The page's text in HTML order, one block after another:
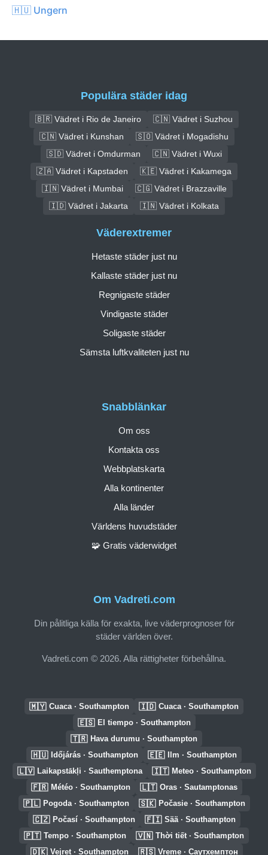
🇭🇺 Ungern
Populära städer idag
🇧🇷 Vädret i Rio de Janeiro
🇨🇳 Vädret i Suzhou
🇨🇳 Vädret i Kunshan
🇸🇴 Vädret i Mogadishu
🇸🇩 Vädret i Omdurman
🇨🇳 Vädret i Wuxi
🇿🇦 Vädret i Kapstaden
🇰🇪 Vädret i Kakamega
🇮🇳 Vädret i Mumbai
🇨🇬 Vädret i Brazzaville
🇮🇩 Vädret i Jakarta
🇮🇳 Vädret i Kolkata
Om Vadreti.com
Din pålitliga källa för exakta, live väderprognoser för
städer världen över.
Vadreti.com © 2026. Alla rättigheter förbehållna.
Snabblänkar
Om oss
Kontakta oss
Webbplatskarta
Alla kontinenter
Alla länder
Världens huvudstäder
🧩 Gratis väderwidget
Väderextremer
Hetaste städer just nu
Kallaste städer just nu
Regnigaste städer
Vindigaste städer
Soligaste städer
Sämsta luftkvaliteten just nu
🇲🇾 Cuaca · Southampton 🇮🇩 Cuaca · Southampton
🇪🇸 El tiempo · Southampton
🇹🇷 Hava durumu · Southampton
🇭🇺 Időjárás · Southampton 🇪🇪 Ilm · Southampton
🇱🇻 Laikapstākļi · Sauthemptona 🇮🇹 Meteo · Southampton
🇫🇷 Météo · Southampton 🇱🇹 Oras · Sautamptonas
🇵🇱 Pogoda · Southampton 🇸🇰 Počasie · Southampton
🇨🇿 Počasí · Southampton 🇫🇮 Sää · Southampton
🇵🇹 Tempo · Southampton 🇻🇳 Thời tiết · Southampton
🇩🇰 Vejret · Southampton 🇷🇸 Vreme · Саутхемптон